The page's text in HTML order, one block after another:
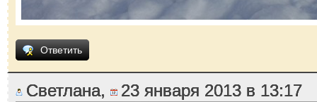
Ответить
Светлана,
23 января 2013 в 13:17